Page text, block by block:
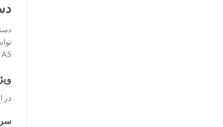
A5 تا A3 انجام دهد. لذا خرید آن می تواند یک انتخاب مناسب برای دفاتر اداری، مدارس و دفاتر فنی باشد.
در